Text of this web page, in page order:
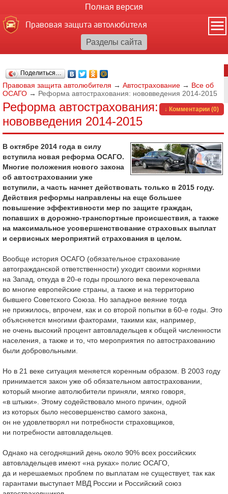
Полная версия
Правовая защита автолюбителя
Поделиться…
Правовая защита автолюбителя → Автострахование → Все об
ОСАГО → Реформа автострахования: нововведения 2014-2015
↓ Комментарии (0)
Реформа автострахования:
нововведения 2014-2015
В октябре 2014 года в силу
вступила новая реформа ОСАГО.
Многие положения нового закона
об автостраховании уже
вступили, а часть начнет действовать только в 2015 году.
Действия реформы направлены на еще большее
повышение эффективности мер по защите граждан,
попавших в дорожно-транспортные происшествия, а также
на максимальное усовершенствование страховых выплат
и сервисных мероприятий страхования в целом.
Вообще история ОСАГО (обязательное страхование
автогражданской ответственности) уходит своими корнями
на Запад, откуда в 20-е годы прошлого века перекочевала
во многие европейские страны, а также и на территорию
бывшего Советского Союза. Но западное веяние тогда
не прижилось, впрочем, как и со второй попытки в 60-е годы. Это
объясняется многими факторами, такими как, например,
не очень высокий процент автовладельцев к общей численности
населения, а также и то, что мероприятия по автострахованию
были добровольными.
Но в 21 веке ситуация меняется коренным образом. В 2003 году
принимается закон уже об обязательном автостраховании,
который многие автолюбители приняли, мягко говоря,
«в штыки». Этому содействовало много причин, одной
из которых было несовершенство самого закона,
он не удовлетворял ни потребности страховщиков,
ни потребности автовладельцев.
Однако на сегодняшний день около 90% всех российских
автовладельцев имеют «на руках» полис ОСАГО,
да и нерешаемых проблем по выплатам не существует, так как
гарантами выступает МВД России и Российский союз